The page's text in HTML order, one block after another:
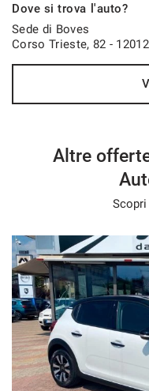
Dove si trova l'auto?
Sede di Boves
Corso Trieste, 82 -
Altre